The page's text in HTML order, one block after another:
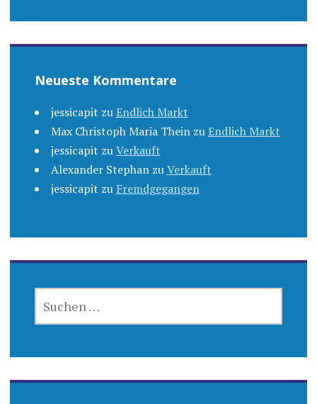
Neueste Kommentare
jessicapit zuEndlich Markt
Max Christoph Maria TheinzuEndlich Markt
jessicapit zuVerkauft
Alexander StephanzuVerkauft
jessicapit zu Fremdgegangen
NACH: